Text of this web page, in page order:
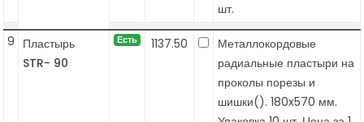
шт.
9 Пластырь
STR- 90
Есть 1137.50
Металлокордовые
радиальные пластыри на
проколы порезы и
шишки(). 180x570 мм.